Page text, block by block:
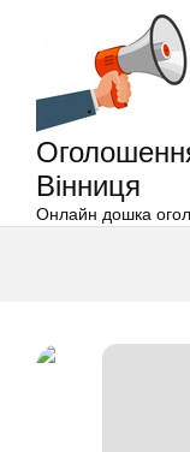
Вінниця
Онлайн дошка